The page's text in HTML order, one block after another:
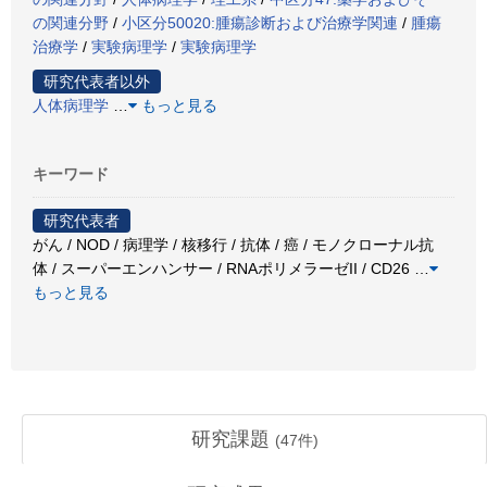
の関連分野 / 小区分50020:腫瘍診断および治療学関連 / 腫瘍
治療学 / 実験病理学 / 実験病理学
研究代表者以外
人体病理学
もっと見る
キーワード
研究代表者
がん / NOD / 病理学 / 核移行 / 抗体 / 癌 / モノクローナル抗
体 / スーパーエンハンサー / RNAポリメラーゼII / CD26
もっと見る
研究課題 (47件)